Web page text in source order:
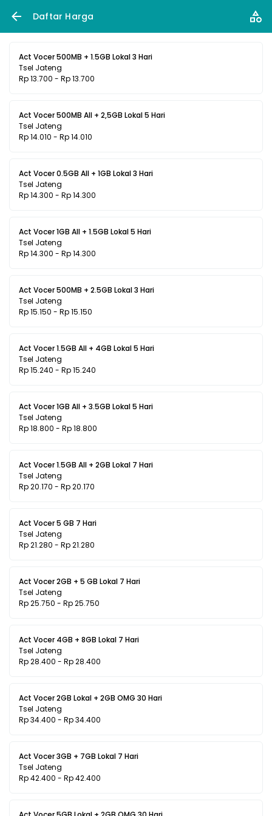
Daftar Harga
Act Vocer 500MB + 1.5GB Lokal 3 Hari
Tsel Jateng
Rp 13.700 - Rp 13.700
Act Vocer 500MB All + 2,5GB Lokal 5 Hari
Tsel Jateng
Rp 14.010 - Rp 14.010
Act Vocer 0.5GB All + 1GB Lokal 3 Hari
Tsel Jateng
Rp 14.300 - Rp 14.300
Act Vocer 1GB All + 1.5GB Lokal 5 Hari
Tsel Jateng
Rp 14.300 - Rp 14.300
Act Vocer 500MB + 2.5GB Lokal 3 Hari
Tsel Jateng
Rp 15.150 - Rp 15.150
Act Vocer 1.5GB All + 4GB Lokal 5 Hari
Tsel Jateng
Rp 15.240 - Rp 15.240
Act Vocer 1GB All + 3.5GB Lokal 5 Hari
Tsel Jateng
Rp 18.800 - Rp 18.800
Act Vocer 1.5GB All + 2GB Lokal 7 Hari
Tsel Jateng
Rp 20.170 - Rp 20.170
Act Vocer 5 GB 7 Hari
Tsel Jateng
Rp 21.280 - Rp 21.280
Act Vocer 2GB + 5 GB Lokal 7 Hari
Tsel Jateng
Rp 25.750 - Rp 25.750
Act Vocer 4GB + 8GB Lokal 7 Hari
Tsel Jateng
Rp 28.400 - Rp 28.400
Act Vocer 2GB Lokal + 2GB OMG 30 Hari
Tsel Jateng
Rp 34.400 - Rp 34.400
Act Vocer 3GB + 7GB Lokal 7 Hari
Tsel Jateng
Rp 42.400 - Rp 42.400